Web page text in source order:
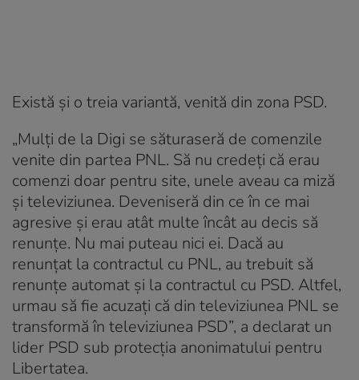
Există și o treia variantă, venită din zona PSD.
„Mulți de la Digi se săturaseră de comenzile
venite din partea PNL. Să nu credeți că erau
comenzi doar pentru site, unele aveau ca miză
și televiziunea. Deveniseră din ce în ce mai
agresive și erau atât multe încât au decis să
renunțe. Nu mai puteau nici ei. Dacă au
renunțat la contractul cu PNL, au trebuit să
renunțe automat și la contractul cu PSD. Altfel,
urmau să fie acuzați că din televiziunea PNL se
transformă în televiziunea PSD”, a declarat un
lider PSD sub protecția anonimatului pentru
Libertatea.